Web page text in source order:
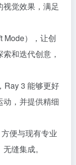
觉效果，满足
Mode），让创
和迭代创意，
Ray 3 能够更好
，并提供精细
便与现有专业
缝集成。